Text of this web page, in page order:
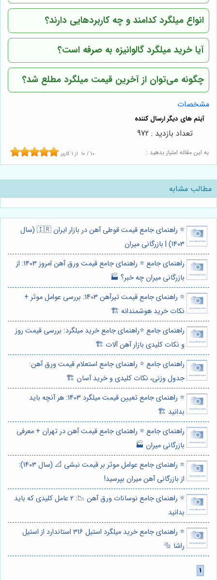
انواع میلگرد کدامند و چه کاربردهایی دارند؟
آیا خرید میلگرد گالوانیزه به صرفه است؟
چگونه می‌توان از آخرین قیمت میلگرد مطلع شد؟
مشخصات
به این مقاله امتیاز بدهید : 10 / 10 از 1 کاربر
تعداد بازدید : 972
مطالب مشابه
⭐️ راهنمای جامع قیمت قوطی آهن در بازار ایران 🇮🇷 (سال
1403) | بازرگانی میران
راهنمای جامع ⭐️ راهنمای جامع قیمت ورق آهن امروز 1403: از
بازرگانی میران چه خبر؟ 🏭
⭐️ راهنمای جامع قیمت تیرآهن 1403: بررسی عوامل موثر +
نکات خرید هوشمندانه 🏗️
راهنمای جامع ⭐️راهنمای جامع خرید میلگرد: بررسی قیمت روز
و نکات کلیدی بازار آهن آلات 🏗️
راهنمای جامع ⭐️ راهنمای جامع استعلام قیمت ورق آهن:
جدول وزنی، نکات کلیدی و خرید آسان 🏗️
⭐️ راهنمای جامع تعیین قیمت میلگرد 1403: هر آنچه باید
بدانید 🏗️
راهنمای جامع ⭐️ راهنمای جامع قیمت آهن در تهران + معرفی
بازرگانی میران 🏭
⭐️ راهنمای جامع عوامل موثر بر قیمت نبشی 📐 (سال 1403):
از بازرگانی آهن میران بپرسید!
⭐️ راهنمای جامع نوسانات ورق آهن 📉: 2 عامل کلیدی که باید
بدانید
⭐️ راهنمای جامع خرید میلگرد استیل 316 استاندارد از استیل
راشا 🔩